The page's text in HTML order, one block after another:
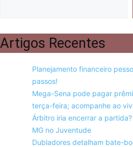
Artigos Recentes
Planejamento financeiro
passos!
Mega-Sena pode pagar
terça-feira; acompanhe ao
Árbitro iria encerrar a
MG no Juventude
Dubladores detalham bate-